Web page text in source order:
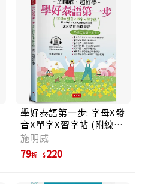
學好泰語第一步: 字母X發
音X單字X習字帖 (附線上
MP3)
施明威
79折 220